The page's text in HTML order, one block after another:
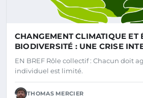
CHANGEMENT CLIMATIQUE ET
BIODIVERSITÉ : UNE CRISE
À RÉSOUDRE ENSEMBLE ?
EN BREF Rôle collectif : Chacun doit
individuel est limité.
THOMAS MERCIER